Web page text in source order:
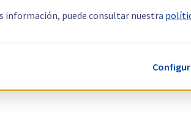
información, puede consultar nuestra